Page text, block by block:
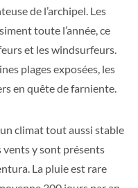
de l’archipel. Les
toute l’année, ce
et les windsurfeurs.
plages exposées, les
en quête de farniente.
climat tout aussi stable
vents y sont présents
La pluie est rare